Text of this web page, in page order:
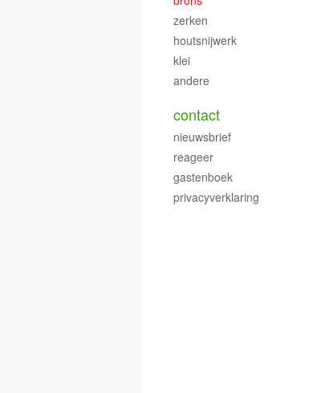
zerken
houtsnijwerk
klei
andere
contact
nieuwsbrief
reageer
gastenboek
privacyverklaring